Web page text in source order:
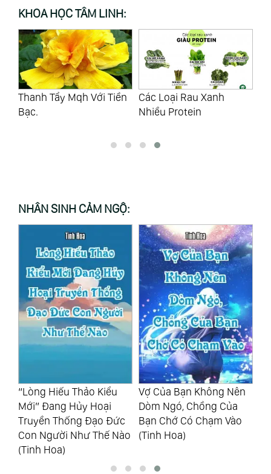
KHOA HỌC TÂM LINH:
Thanh Tẩy Mqh Với Tiền
Bạc.
Các Loại Rau Xanh
Nhiều Protein
NHÂN SINH CẢM NGỘ:
“Lòng Hiếu Thảo Kiểu
Mới” Đang Hủy Hoại
Truyền Thống Đạo Đức
Con Người Như Thế Nào
(Tinh Hoa)
Vợ Của Bạn Không Nên
Dòm Ngó, Chồng Của
Bạn Chớ Có Chạm Vào
(Tinh Hoa)